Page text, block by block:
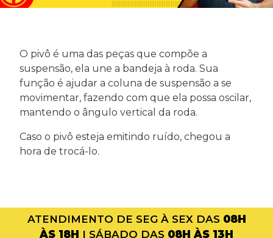
O pivô é uma das peças que compõe a
suspensão, ela une a bandeja à roda. Sua
função é ajudar a coluna de suspensão a se
movimentar, fazendo com que ela possa oscilar,
mantendo o ângulo vertical da roda.
Caso o pivô esteja emitindo ruído, chegou a
hora de trocá-lo.
ATENDIMENTO DE SEG À SEX DAS 08H
ÀS 18H | SÁBADO DAS 08H ÀS 13H